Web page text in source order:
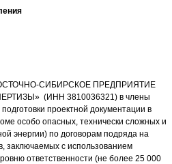
СИБИРСКОЕ ПРЕДПРИЯТИЕ
(ИНН 3810036321) в члены
проектной документации в
особо опасных, технически сложных и
энергии) по договорам подряда на
заключаемых с использованием
ответственности (не более 25 000